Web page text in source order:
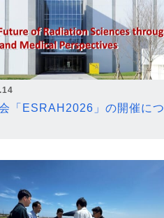
「ESRAH2026」の開催につ